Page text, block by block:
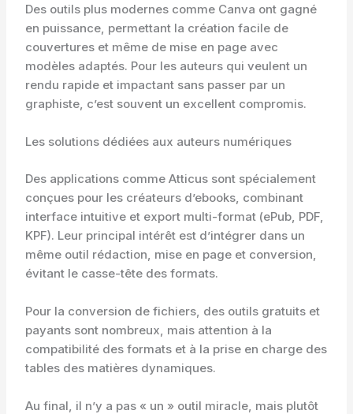
Des outils plus modernes comme Canva ont gagné
en puissance, permettant la création facile de
couvertures et même de mise en page avec
modèles adaptés. Pour les auteurs qui veulent un
rendu rapide et impactant sans passer par un
graphiste, c’est souvent un excellent compromis.
Les solutions dédiées aux auteurs numériques
Des applications comme Atticus sont spécialement
conçues pour les créateurs d’ebooks, combinant
interface intuitive et export multi-format (ePub, PDF,
KPF). Leur principal intérêt est d’intégrer dans un
même outil rédaction, mise en page et conversion,
évitant le casse-tête des formats.
Pour la conversion de fichiers, des outils gratuits et
payants sont nombreux, mais attention à la
compatibilité des formats et à la prise en charge des
tables des matières dynamiques.
Au final, il n’y a pas « un » outil miracle, mais plutôt